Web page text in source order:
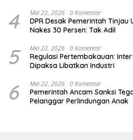
4 Mei 22, 2026 0 Komentar
DPR Desak Pemerintah Tinjau
Nakes 30 Persen: Tak Adil
5 Mei 22, 2026 0 Komentar
Regulasi Pertembakauan:
Dipaksa Libatkan Industri
6 Mei 22, 2026 0 Komentar
Pemerintah Ancam Sanksi
Pelanggar Perlindungan Anak